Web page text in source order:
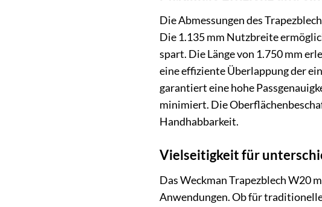
Die Abmessungen des
Die 1.135 mm Nutzbreite
spart. Die Länge von 1.750 mm
eine effiziente Überlappung der
garantiert eine hohe
minimiert. Die
Handhabbarkeit.
Vielseitigkeit für
Das Weckman Trapezblech W20
Anwendungen. Ob für